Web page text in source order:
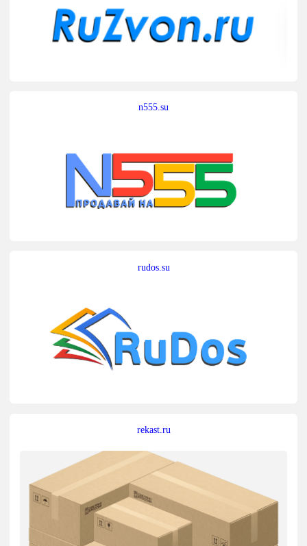
n555.su
rudos.su
rekast.ru